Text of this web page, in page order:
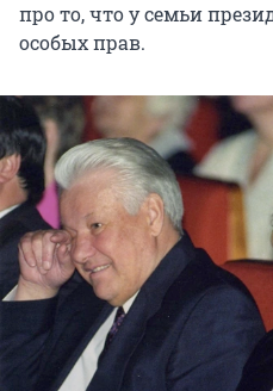
про то, что у семьи
особых прав.